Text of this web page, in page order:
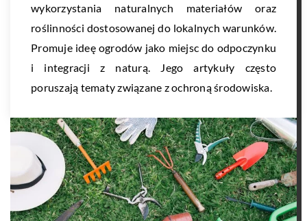
wykorzystania naturalnych materiałów oraz
roślinności dostosowanej do lokalnych warunków.
Promuje ideę ogrodów jako miejsc do odpoczynku
i integracji z naturą. Jego artykuły często
poruszają tematy związane z ochroną środowiska.